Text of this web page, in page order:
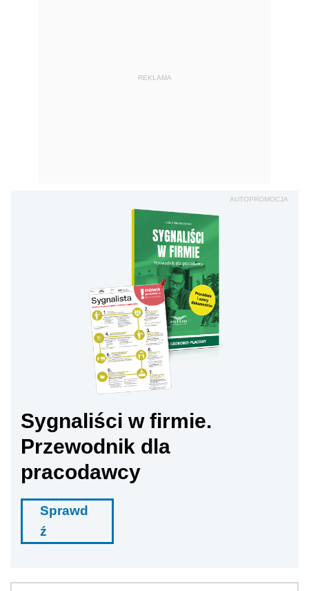
REKLAMA
AUTOPROMOCJA
Sygnaliści w firmie.
Przewodnik dla
pracodawcy
Sprawd
ź